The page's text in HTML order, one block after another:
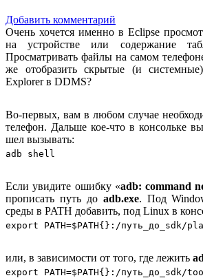
Добавить комментарий
Очень хочется именно в Eclipse
на устройстве или содержание
Просматривать файлы на самом
же отобразить скрытые (и
Explorer в DDMS?
Во-первых, вам в любом случае
телефон. Дальше кое-что в консольке
шел вызывать:
adb shell
Если увидите ошибку «adb: command
прописать путь до adb.exe. Под
среды в PATH добавить, под Linux в
export PATH=$PATH{}:/путь_до_sdk/
или, в зависимости от того, где лежить
export PATH=$PATH{}:/путь_до_sdk/